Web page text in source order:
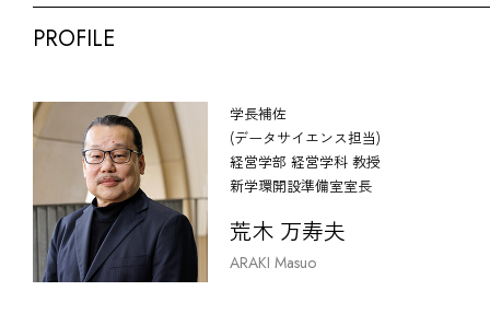
PROFILE
学長補佐
(データサイエンス担当)
経営学部 経営学科 教授
新学環開設準備室室長
荒木 万寿夫
ARAKI Masuo